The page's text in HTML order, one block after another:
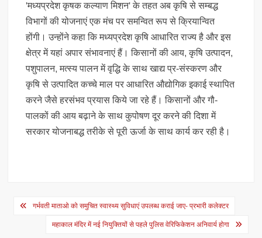
'मध्यप्रदेश कृषक कल्याण मिशन' के तहत अब कृषि से सम्बद्ध
विभागों की योजनाएं एक मंच पर समन्वित रूप से क्रियान्वित
होंगी। उन्होंने कहा कि मध्यप्रदेश कृषि आधारित राज्य है और इस
क्षेत्र में यहां अपार संभावनाएं हैं। किसानों की आय, कृषि उत्पादन,
पशुपालन, मत्स्य पालन में वृद्धि के साथ खाद्य प्र-संस्करण और
कृषि से उत्पादित कच्चे माल पर आधारित औद्योगिक इकाई स्थापित
करने जैसे हरसंभव प्रयास किये जा रहे हैं। किसानों और गौ-
पालकों की आय बढ़ाने के साथ कुपोषण दूर करने की दिशा में
सरकार योजनाबद्ध तरीके से पूरी ऊर्जा के साथ कार्य कर रही है।
Post
navigation
गर्भवती माताओ को समुचित स्वास्थ्य सुविधाएं उपलब्ध कराई जाए- प्रभारी कलेक्टर
महाकाल मंदिर में नई नियुक्तियों से पहले पुलिस वेरिफिकेशन अनिवार्य होगा